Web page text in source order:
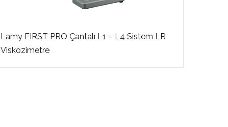
Lamy FIRST PRO Çantalı L1 – L4 Sistem LR
Viskozimetre